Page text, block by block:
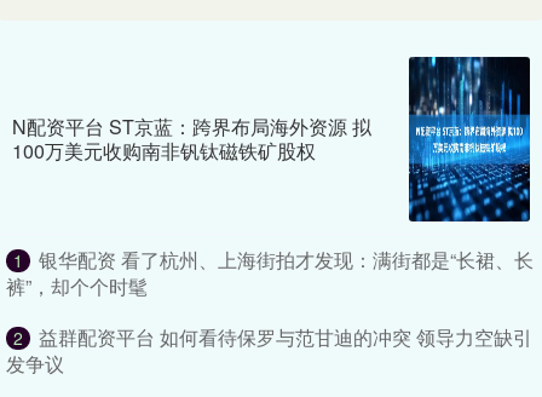
N配资平台 ST京蓝：跨界布局海外资源 拟
100万美元收购南非钒钛磁铁矿股权
1
银华配资 看了杭州、上海街拍才发现：满街都是“长裙、长
裤”，却个个时髦
2
益群配资平台 如何看待保罗与范甘迪的冲突 领导力空缺引
发争议